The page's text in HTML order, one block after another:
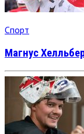
Спорт
Магнус